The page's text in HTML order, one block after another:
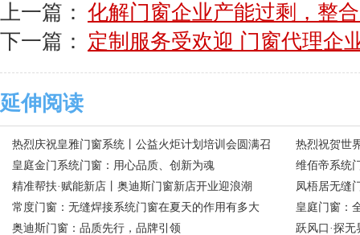
上一篇： 化解门窗企业产能过剩，整
下一篇：
定制服务受欢迎 门窗代理企
延伸阅读
热烈庆祝皇雅门窗系统丨公益火炬计划培训会圆满召
开
热烈祝贺世
门窗
皇庭金门系统门窗：用心品质、创新为魂
维佰帝系统
和”
精准帮扶·赋能新店丨奥迪斯门窗新店开业迎浪潮
凤梧居无缝
常度门窗：无缝焊接系统门窗在夏天的作用有多大
皇庭门窗：
奥迪斯门窗：品质先行，品牌引领
跃风口·探无